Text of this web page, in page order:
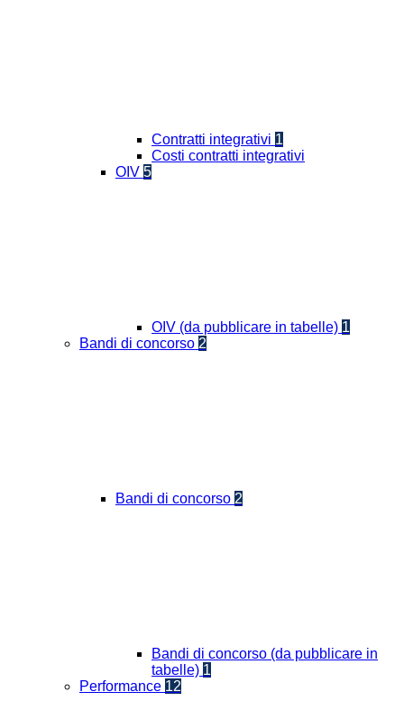
Contratti integrativi 1
Costi contratti integrativi
OIV 5
OIV (da pubblicare in tabelle) 1
Bandi di concorso 2
Bandi di concorso 2
Bandi di concorso (da pubblicare in
tabelle) 1
Performance 12